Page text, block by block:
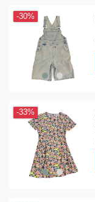
-30%
-33%